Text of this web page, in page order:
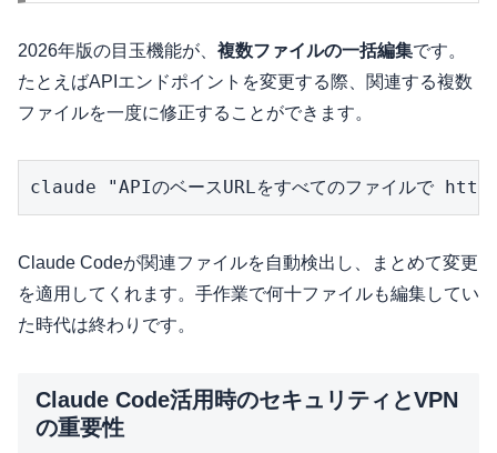
2026年版の目玉機能が、 複数ファイルの一括編集です。
たとえばAPIエンドポイントを変更する際、関連する複数
ファイルを一度に修正することができます。
claude "APIのベースURLをすべてのファイル
Claude Codeが関連ファイルを自動検出し、まとめて変更
を適用してくれます。手作業で何十ファイルも編集してい
た時代は終わりです。
Claude Code活用時のセキュリティとVPN
の重要性